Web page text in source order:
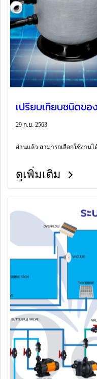
เปรียบเทียบชนิดขอ
29 ก.ย. 2563
อ่านแล้ว สามารถเลือกใช้งาน
ดูเพิ่มเติม